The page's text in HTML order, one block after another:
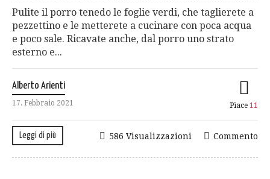
Pulite il porro tenedo le foglie verdi, che taglierete a
pezzettino e le metterete a cucinare con poca acqua
e poco sale. Ricavate anche, dal porro uno strato
esterno e...
Alberto Arienti
17. Febbraio 2021 Piace 11
Leggi di più Commento
586 Visualizzazioni